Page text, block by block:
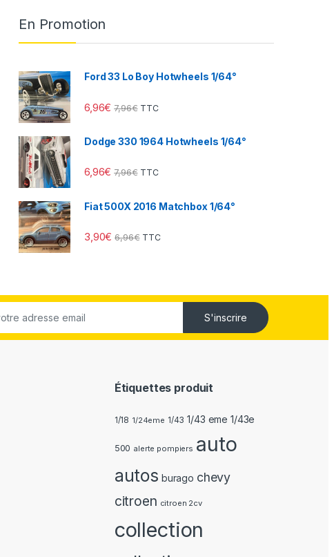
En Promotion
Ford 33 Lo Boy Hotwheels 1/64°
6,96€ 7,96€ TTC
Dodge 330 1964 Hotwheels 1/64°
6,96€ 7,96€ TTC
Fiat 500X 2016 Matchbox 1/64°
3,90€ 6,96€ TTC
S'inscrire
Étiquettes produit
1/18 1/24eme 1/43 1/43 eme 1/43e
500 alerte pompiers auto
autos burago chevy
citroen citroen 2cv
collection